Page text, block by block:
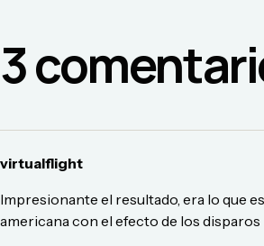
3
virtualflight
Impresionante el resultado, era lo que
americana con el efecto de los disparos